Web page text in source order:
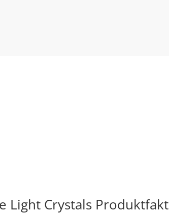
Light Crystals